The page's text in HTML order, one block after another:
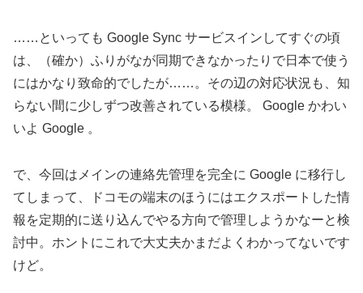
……といっても Google Sync サービスインしてすぐの頃
は、（確か）ふりがなが同期できなかったりで日本で使う
にはかなり致命的でしたが……。その辺の対応状況も、知
らない間に少しずつ改善されている模様。 Google かわい
いよ Google 。
で、今回はメインの連絡先管理を完全に Google に移行し
てしまって、ドコモの端末のほうにはエクスポートした情
報を定期的に送り込んでやる方向で管理しようかなーと検
討中。ホントにこれで大丈夫かまだよくわかってないです
けど。